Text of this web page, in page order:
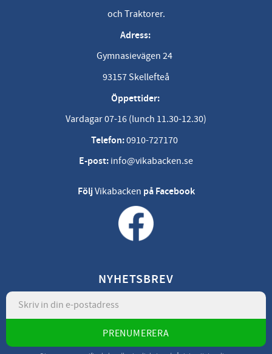
och Traktorer.
Adress:
Gymnasievägen 24
93157 Skellefteå
Öppettider:
Vardagar 07-16 (lunch 11.30-12.30)
Telefon:0910-727170
E-post: info@vikabacken.se
FöljVikabacken på Facebook
NYHETSBREV
PRENUMERERA